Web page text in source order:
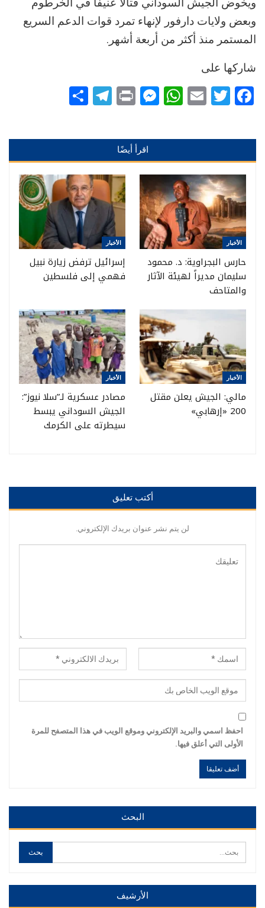
وبعض ولايات دارفور لإنهاء تمرد قوات الدعم السريع
المستمر منذ أكثر من أربعة أشهر.
شاركها على
Facebook
Twitter
Email
WhatsApp
Messenger
Print
Telegram
اقرأ أيضًا
الأخبار
حارس البجراوية: د. محمود
سليمان مديراً لهيئة الآثار
والمتاحف
الأخبار
إسرائيل ترفض زيارة نبيل
فهمي إلى فلسطين
الأخبار
مالي: الجيش يعلن مقتل
200 «إرهابي»
الأخبار
مصادر عسكرية لـ”سلا نيوز”:
الجيش السوداني يبسط
سيطرته على الكرمك
أكتب تعليق
لن يتم نشر عنوان بريدك الإلكتروني.
احفظ اسمي والبريد الإلكتروني وموقع الويب في هذا المتصفح للمرة
الأولى التي أعلق فيها.
البحث
الأرشيف